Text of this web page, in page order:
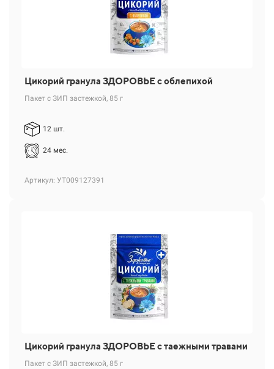
Цикорий гранула ЗДОРОВЬЕ с облепихой
Пакет с ЗИП застежкой, 85 г
12 шт.
24 мес.
Артикул: УТ009127391
Цикорий гранула ЗДОРОВЬЕ с таежными травами
Пакет с ЗИП застежкой, 85 г